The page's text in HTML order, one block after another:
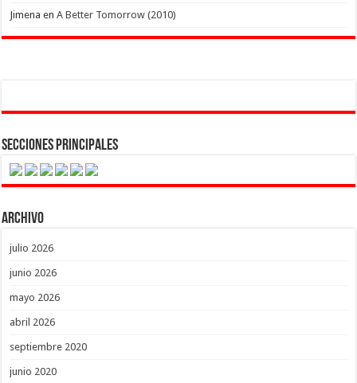
Jimena enA Better Tomorrow (2010)
Secciones Principales
Archivo
julio 2026
junio 2026
mayo 2026
abril 2026
septiembre 2020
junio 2020